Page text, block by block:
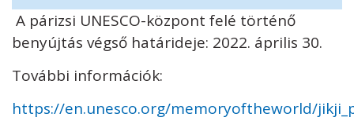
A párizsi UNESCO-központ felé történő
benyújtás végső határideje: 2022. április 30.
További információk:
https://en.unesco.org/memoryoftheworld/